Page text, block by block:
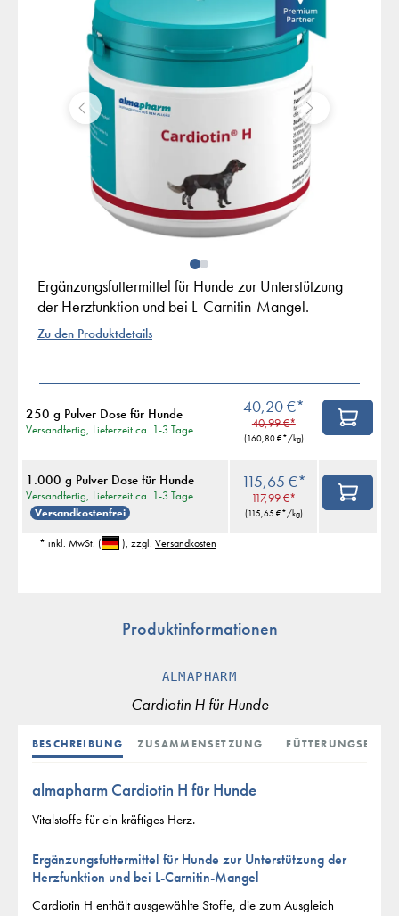
Ergänzungsfuttermittel für Hunde zur Unterstützung
der Herzfunktion und bei L-Carnitin-Mangel.
Zu den Produktdetails
250 g Pulver Dose für Hunde
Versandfertig, Lieferzeit ca. 1-3 Tage
40,20 €*
40,99 €*
(160,80 €*/kg)
1.000 g Pulver Dose für Hunde
Versandfertig, Lieferzeit ca. 1-3 Tage
Versandkostenfrei
115,65 €*
117,99 €*
(115,65 €*/kg)
* inkl. MwSt. ( ), zzgl. Versandkosten
Produktinformationen
ALMAPHARM
Cardiotin H für Hunde
BESCHREIBUNG ZUSAMMENSETZUNG
almapharm Cardiotin H für Hunde
Vitalstoffe für ein kräftiges Herz.
Ergänzungsfuttermittel für Hunde zur Unterstützung der
Herzfunktion und bei L-Carnitin-Mangel
Cardiotin H enthält ausgewählte Stoffe, die zum Ausgleich